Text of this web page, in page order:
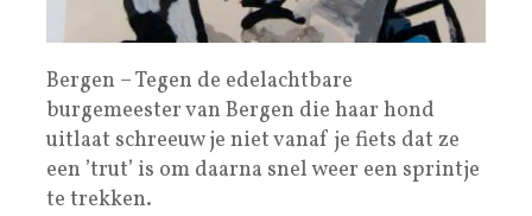
Bergen – Tegen de edelachtbare
burgemeester van Bergen die haar hond
uitlaat schreeuw je niet vanaf je fiets dat ze
een ’trut’ is om daarna snel weer een sprintje
te trekken.